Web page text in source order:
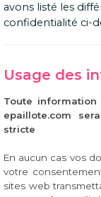
avons listé les
confidentialité ci-
Usage des
Toute
epaillote.com
stricte
En aucun cas vos
votre
sites web